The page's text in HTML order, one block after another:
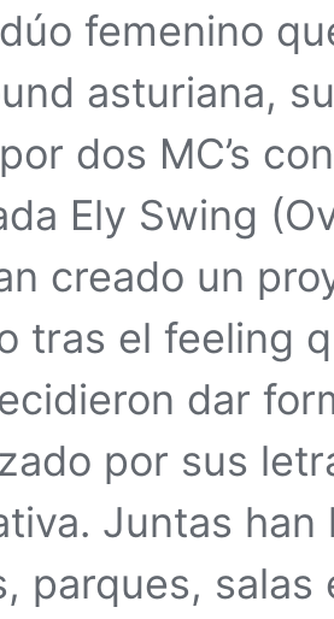
femenino
asturiana,
dos MC’s
Ely Swing
creado un
tras el feeling
dar
por sus
Juntas
parques,